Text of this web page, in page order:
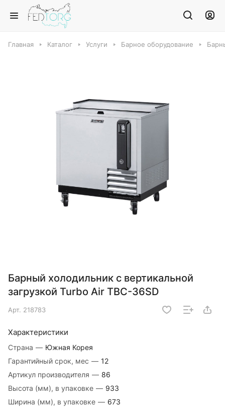
Главная Каталог Услуги Барное оборудование
Барный холодильник с вертикальной
загрузкой Turbo Air TBC-36SD
Арт. 218783
Характеристики
Страна — Южная Корея
Гарантийный срок, мес — 12
Артикул производителя — 86
Высота (мм), в упаковке — 933
Ширина (мм), в упаковке — 673